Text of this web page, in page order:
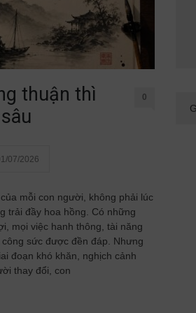
thuận thì
0
07/2026
mỗi con người, không phải lúc
trải đầy hoa hồng. Có những
mọi việc hanh thông, tài năng
sức được đền đáp. Nhưng
đoạn khó khăn, nghịch cảnh
thay đổi, con